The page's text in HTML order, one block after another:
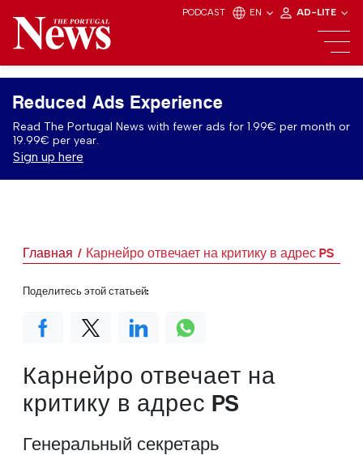
PODCAST EN AD-LITE
Reduced Ads Experience
Read The Portugal News with fewer ads for 1.99€ per month or
19.99€ per year.
Sign up here
Главная Карнейро отвечает на критику в адрес PS
Карнейро отвечает на
критику в адрес PS
Генеральный секретарь
Поделитесь этой статьей: